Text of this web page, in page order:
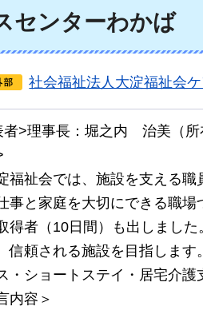
センターわかば
社会福祉法人大淀福祉会
者>理事長：堀之内 治美 （
福祉会では、施設を支える
事と家庭を大切にできる職
得者（10日間）も出しまし
信頼される施設を目指しま
・ショートステイ・居宅介護
内容＞